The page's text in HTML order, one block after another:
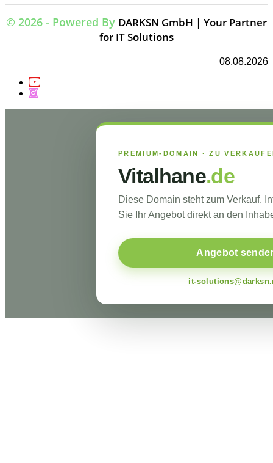
© 2026 - Powered By DARKSN GmbH | Your Partner
for IT Solutions
08.08.2026
PREMIUM-DOMAIN · ZU
Vitalhane.de
Diese Domain steht zum Verkauf.
Sie Ihr Angebot direkt an den
Angebot
it-